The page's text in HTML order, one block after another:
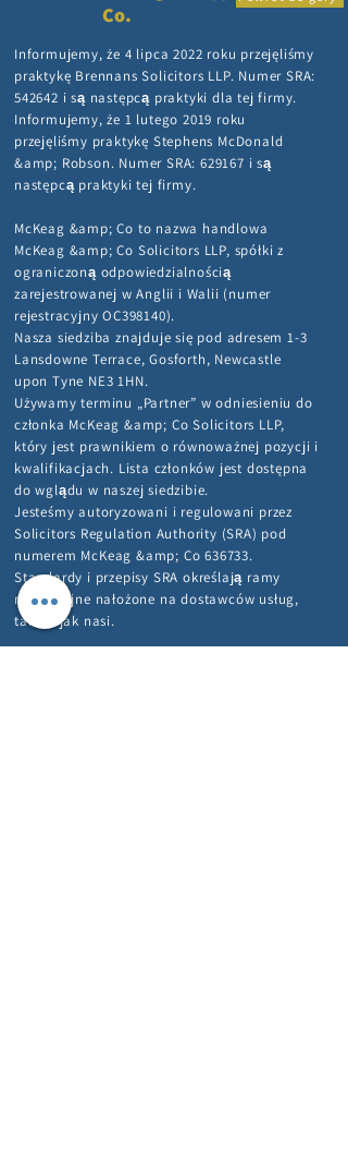
Co.
Informujemy, że 4 lipca 2022 roku przejęliśmy
praktykę Brennans Solicitors LLP. Numer SRA:
542642 i są następcą praktyki dla tej firmy.
Informujemy, że 1 lutego 2019 roku
przejęliśmy praktykę Stephens McDonald
&amp; Robson. Numer SRA: 629167 i są
następcą praktyki tej firmy.
McKeag &amp; Co to nazwa handlowa
McKeag &amp; Co Solicitors LLP, spółki z
ograniczoną odpowiedzialnością
zarejestrowanej w Anglii i Walii (numer
rejestracyjny OC398140).
Nasza siedziba znajduje się pod adresem 1-3
Lansdowne Terrace, Gosforth, Newcastle
upon Tyne NE3 1HN.
Używamy terminu „Partner” w odniesieniu do
członka McKeag &amp; Co Solicitors LLP,
który jest prawnikiem o równoważnej pozycji i
kwalifikacjach. Lista członków jest dostępna
do wglądu w naszej siedzibie.
Jesteśmy autoryzowani i regulowani przez
Solicitors Regulation Authority (SRA) pod
numerem McKeag &amp; Co 636733.
Standardy i przepisy SRA określają ramy
regulacyjne nałożone na dostawców usług,
takich jak nasi.